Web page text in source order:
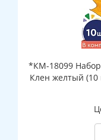
*КМ-18099 Набор
Клен желтый (10